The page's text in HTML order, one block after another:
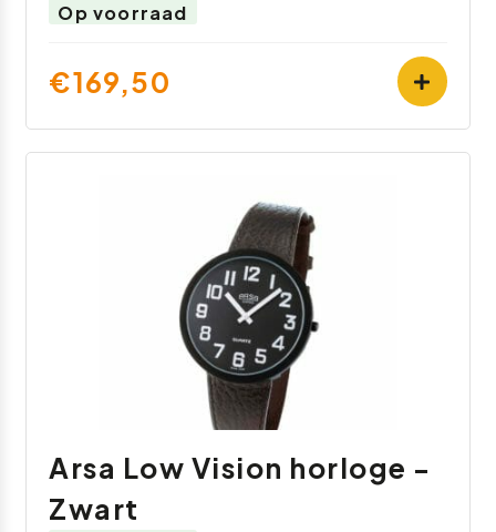
Op voorraad
€169,50
Arsa Low Vision horloge -
Zwart